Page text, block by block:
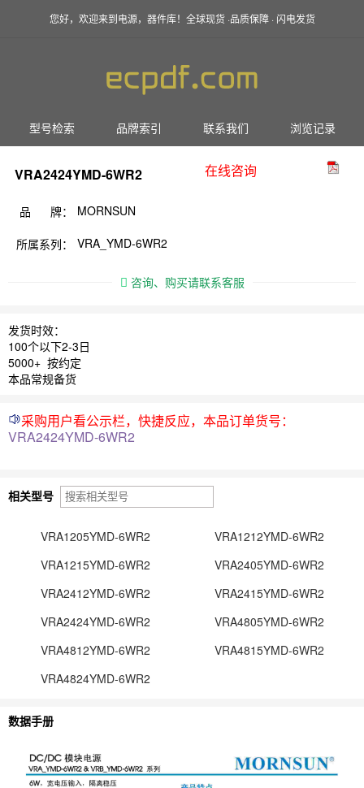
您好，欢迎来到电源，器件库！全球现货 ·品质保障 · 闪电发货
型号检索 品牌索引 联系我们 浏览记录
VRA2424YMD-6WR2 在线咨询
品 牌： MORNSUN
所属系列： VRA_YMD-6WR2
咨询、购买请联系客服
发货时效：
100个以下2-3日
5000+ 按约定
本品常规备货
采购用户看公示栏，快捷反应，本品订单货号：
VRA2424YMD-6WR2
相关型号
VRA1205YMD-6WR2
VRA1212YMD-6WR2
VRA1215YMD-6WR2
VRA2405YMD-6WR2
VRA2412YMD-6WR2
VRA2415YMD-6WR2
VRA2424YMD-6WR2
VRA4805YMD-6WR2
VRA4812YMD-6WR2
VRA4815YMD-6WR2
VRA4824YMD-6WR2
数据手册